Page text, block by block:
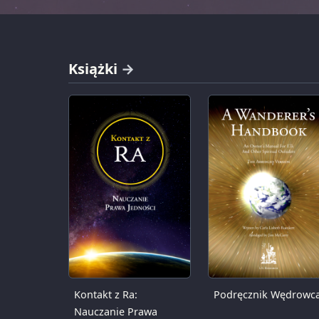
Książki
Kontakt z Ra:
Nauczanie Prawa
Podręcznik